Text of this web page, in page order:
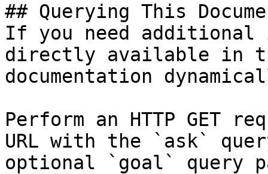
## Querying This
If you need
directly available in
documentation
Perform an HTTP GET
URL with the `ask`
optional `goal` query